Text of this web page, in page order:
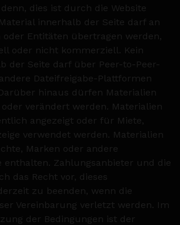
dies ist durch die Website
innerhalb der Seite darf an
oder Entitäten übertragen werden,
oder nicht kommerziell. Kein
der Seite darf über Peer-to-Peer-
Dateifreigabe-Plattformen
hinaus dürfen Materialien
verändert werden. Materialien
angezeigt oder für Miete,
verwendet werden. Materialien
Marken oder andere
enthalten. Zahlungsanbieter und die
das Recht vor, dieses
zu beenden, wenn die
Vereinbarung verletzt werden. Im
der Bedingungen ist der